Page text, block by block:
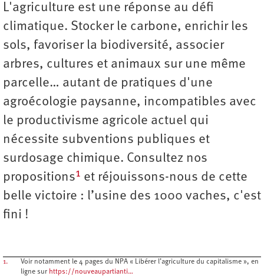
L'agriculture est une réponse au défi
climatique. Stocker le carbone, enrichir les
sols, favoriser la biodiversité, associer
arbres, cultures et animaux sur une même
parcelle… autant de pratiques d'une
agroécologie paysanne, incompatibles avec
le productivisme agricole actuel qui
nécessite subventions publiques et
surdosage chimique. Consultez nos
propositions1 et réjouissons-nous de cette
belle victoire : l’usine des 1000 vaches, c'est
fini !
1.
Voir notamment le 4 pages du NPA « Libérer l’agriculture du capitalisme », en
ligne sur https://nouveaupartianti…